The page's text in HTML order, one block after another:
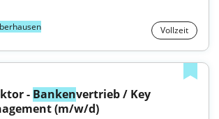
Vollzeit
- Bankenvertrieb / Key
(m/w/d)